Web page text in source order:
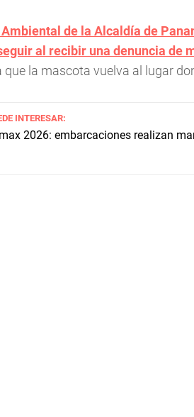
de la Alcaldía de
al recibir una denuncia de
la mascota vuelva al lugar
INTERESAR:
2026: embarcaciones realizan